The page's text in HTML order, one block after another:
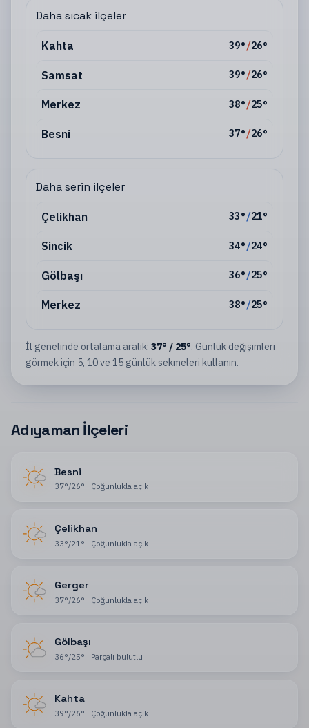
Daha sıcak ilçeler
Kahta 39°/26°
Samsat 39°/26°
Merkez 38°/25°
Besni 37°/26°
Daha serin ilçeler
Çelikhan 33°/21°
Sincik 34°/24°
Gölbaşı 36°/25°
Merkez 38°/25°
İl genelinde ortalama aralık: 37° / 25°. Günlük değişimleri
görmek için 5, 10 ve 15 günlük sekmeleri kullanın.
Adıyaman İlçeleri
Besni
37°/26° · Çoğunlukla açık
Çelikhan
33°/21 ° · Çoğunlukla açık
Gerger
37°/26° · Çoğunlukla açık
Gölbaşı
36°/25° · Parçalı bulutlu
Kahta
39°/26° · Çoğunlukla açık